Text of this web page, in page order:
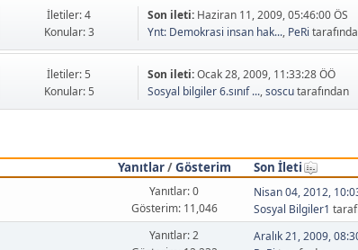
İletiler: 4
Konular: 3
Son ileti: Haziran 11, 2009, 05:46:00 ÖS
Ynt: Demokrasi insan hak..., PeRi
İletiler: 5
Konular: 5
Son ileti:Ocak 28, 2009, 11:33:28 ÖÖ
Sosyal bilgiler 6.sınıf ...,soscutarafından
Yanıtlar/Gösterim
Son İleti
Yanıtlar: 0
Gösterim: 11,046
Nisan 04, 2012,
Sosyal Bilgiler1
Yanıtlar: 2
Aralık 21, 2009,